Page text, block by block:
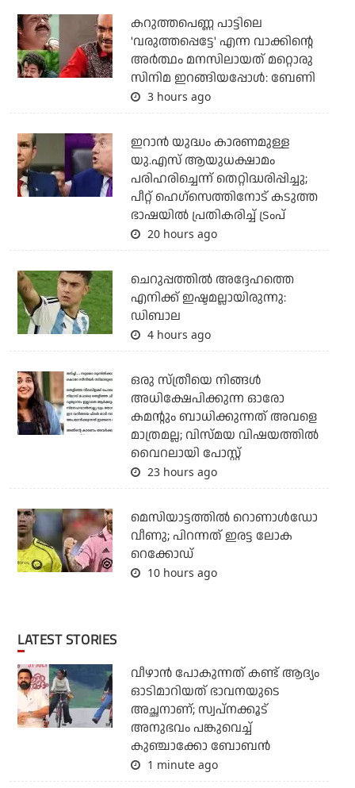
കറുത്തപെണ്ണ പാട്ടിലെ
'വരുത്തപ്പെട്ടേ' എന്ന വാക്കിന്റെ
അർത്ഥം മനസിലായത് മറ്റൊരു
സിനിമ ഇറങ്ങിയപ്പോൾ: ബേണി
3 hours ago
ഇറാന്‍ യുദ്ധം കാരണമുള്ള
യു.എസ് ആയുധക്ഷാമം
പരിഹരിച്ചെന്ന് തെറ്റിദ്ധരിപ്പിച്ചു;
പീറ്റ് ഹെഗ്‌സെത്തിനോട് കടുത്ത
ഭാഷയില്‍ പ്രതികരിച്ച് ട്രംപ്
20 hours ago
ചെറുപ്പത്തില്‍ അദ്ദേഹത്തെ
എനിക്ക് ഇഷ്ടമല്ലായിരുന്നു:
ഡിബാല
4 hours ago
ഒരു സ്ത്രീയെ നിങ്ങള്‍
അധിക്ഷേപിക്കുന്ന ഓരോ
കമന്റും ബാധിക്കുന്നത് അവളെ
മാത്രമല്ല; വിസ്മയ വിഷയത്തില്‍
വൈറലായി പോസ്റ്റ്
23 hours ago
മെസിയാട്ടത്തില്‍ റൊണാള്‍ഡോ
വീണു; പിറന്നത് ഇരട്ട ലോക
റെക്കോഡ്
10 hours ago
LATEST STORIES
വീഴാന്‍ പോകുന്നത് കണ്ട് ആദ്യം
ഓടിമാറിയത് ഭാവനയുടെ
അച്ഛനാണ്; സ്വപ്‌നക്കൂട്
അനുഭവം പങ്കുവെച്ച്
കുഞ്ചാക്കോ ബോബന്‍
1 minute ago